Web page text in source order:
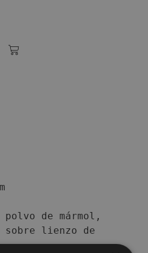
de mármol,
lienzo de